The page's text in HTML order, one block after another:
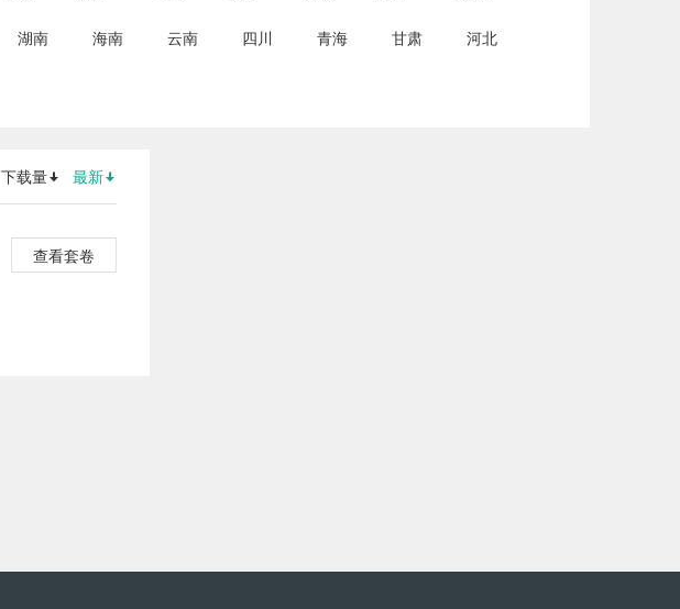
湖南 海南 云南 四川 青海 甘肃 河北
下载量 最新
查看套卷